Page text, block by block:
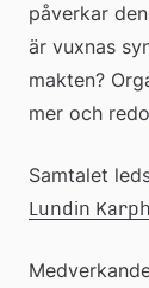
påverkar
är vuxnas
makten?
mer och
Samtalet
Lundin